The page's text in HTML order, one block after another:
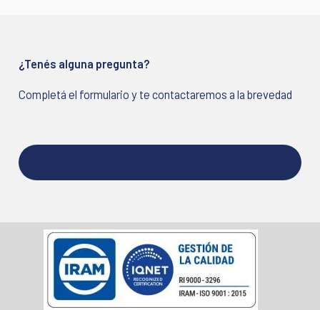
¿Tenés alguna pregunta?
Completá el formulario y te contactaremos a la brevedad